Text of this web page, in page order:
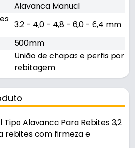
Alavanca Manual
3,2 - 4,0 - 4,8 - 6,0 - 6,4 mm
500mm
União de chapas e perfis por
rebitagem
Tipo Alavanca Para Rebites 3,2
rebites com firmeza e